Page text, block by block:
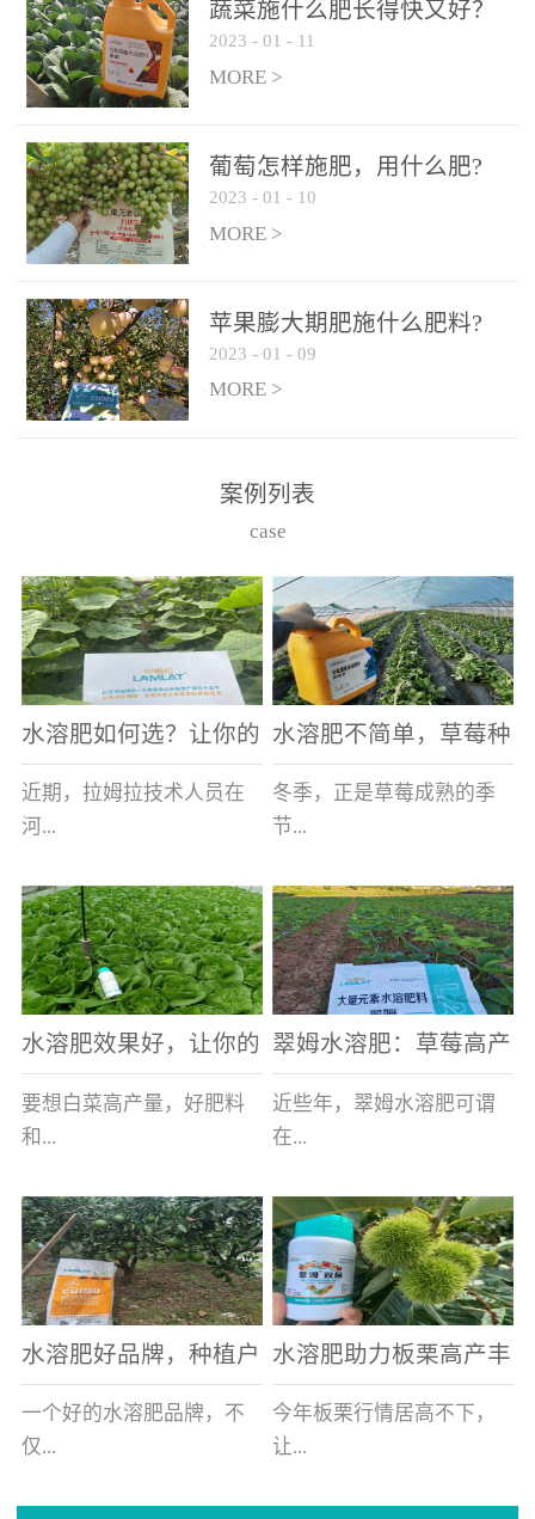
合大量元素水溶肥一起使
用，促使果实膨大，果肉
饱满，品质好，果、枝健
后期∶冲施、滴灌2.5-5kg/
亩/次配合大量元素水溶肥
一起使用，果实转色均
匀，口感好，糖度提高，
预防枝叶早衰。5、叶面喷
施︰浓度800-1500倍（1-
6kg/公顷，间隔10-14天一
次，喷1-3次。
合大量元素水溶肥一起使
后期∶冲施、滴灌2.5-5kg/
亩/次配合大量元素水溶肥
施︰浓度800-1500倍（1-
蔬菜施什么肥长得快又好？
2023 - 01 - 11
MORE >
葡萄怎样施肥，用什么肥?
2023 - 01 - 10
MORE >
苹果膨大期肥施什么肥料?
2023 - 01 - 09
MORE >
案例列表
case
水溶肥如何选？让你的
老棚土好产量高
近期，拉姆拉技术人员在
河...
南走访时，发现当地许多
蔬菜产区，老棚数量占多
数，连年的重茬、土壤板
结等原因，导致土壤差，
作物根系...
水溶肥不简单，草莓种
植户指名要使用
冬季，正是草莓成熟的季
节...
，也是山东窦大哥开心的
时刻，从一大早接到收购
商的电话，就开始在草莓
大棚里忙碌。为什么窦大
哥家的草...
水溶肥效果好，让你的
白菜增产不是问题
要想白菜高产量，好肥料
和...
好的技术管理缺一不可，
相信广大白菜种植户们都
深有体会。今天就一起来
看看，什么样的水溶肥可
以让你的...
翠姆水溶肥：草莓高产
的好帮手
近些年，翠姆水溶肥可谓
在...
河北草莓区域话题不减，
不但在草莓上表现效果明
显，使用的种植户更是越
来越多。今天，借此机
会，一起来...
水溶肥好品牌，种植户
纷纷为“翠姆“点赞
一个好的水溶肥品牌，不
仅...
水溶肥助力板栗高产丰
产
今年板栗行情居高不下，
让...